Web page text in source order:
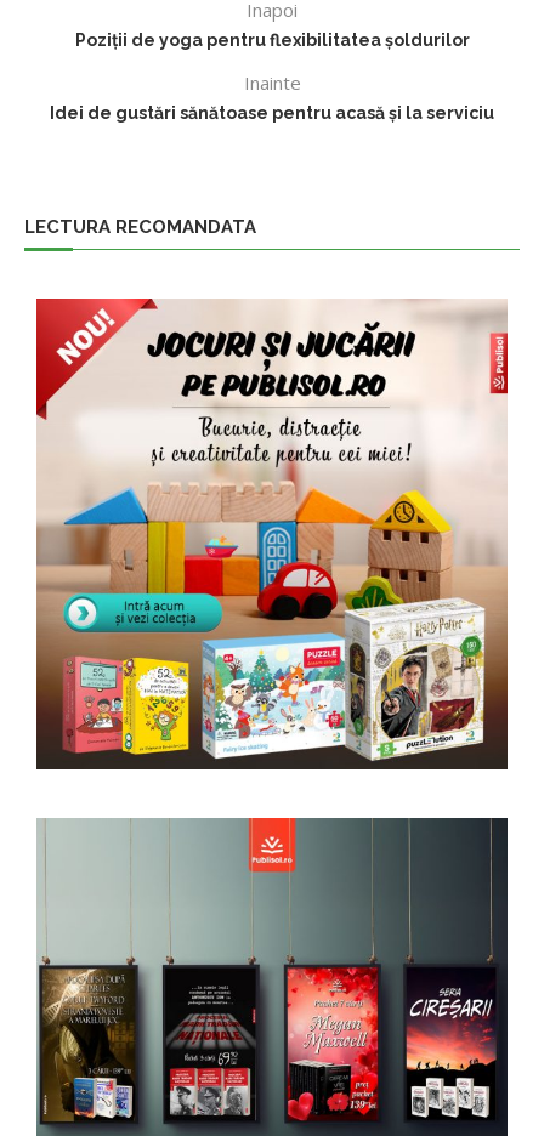
Inapoi
Poziții de yoga pentru flexibilitatea șoldurilor
Inainte
Idei de gustări sănătoase pentru acasă și la serviciu
LECTURA RECOMANDATA